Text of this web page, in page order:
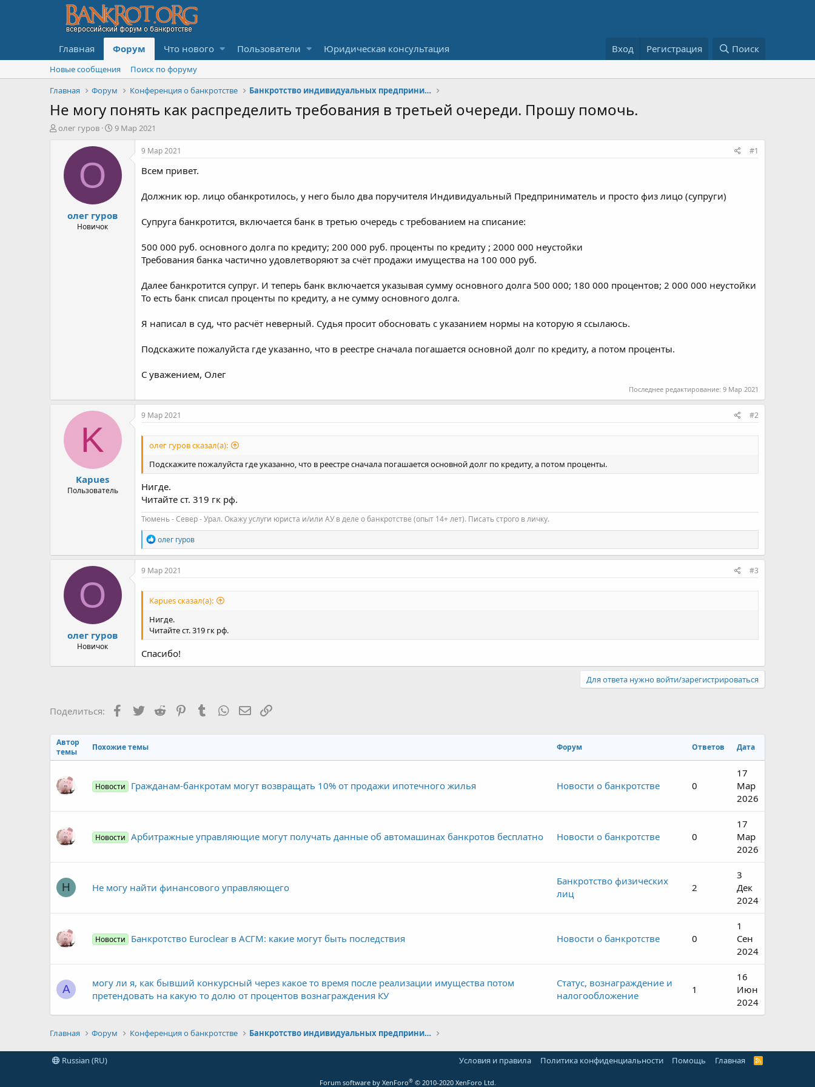
Главная Форум Что нового Пользователи Юридическая консультация Вход Регистрация Поиск
Новые сообщения
Поиск по форуму
Главная
Форум Конференция о банкротстве Банкротство индивидуальных предпринимателей (ИП)
Не могу понять как распределить требования в третьей очереди. Прошу помочь.
А
олег гуров
Д
а
ч
л
9 Мар 2021
О
олег гуров
Новичок
9 Мар 2021 #1
Всем привет.
Должник юр. лицо обанкротилось, у него было два поручителя Индивидуальный Предприниматель и просто физ лицо (супруги)
Супруга банкротится, включается банк в третью очередь с требованием на списание:
500 000 руб. основного долга по кредиту; 200 000 руб. проценты по кредиту ; 2000 000 неустойки
Требования банка частично удовлетворяют за счёт продажи имущества на 100 000 руб.
Далее банкротится супруг. И теперь банк включается указывая сумму основного долга 500 000; 180 000 процентов; 2 000 000 неустойки
То есть банк списал проценты по кредиту, а не сумму основного долга.
Я написал в суд, что расчёт неверный. Судья просит обосновать с указанием нормы на которую я ссылаюсь.
Подскажите пожалуйста где указанно, что в реестре сначала погашается основной долг по кредиту, а потом проценты.
С уважением, Олег
Последнее редактирование: 9 Мар 2021
K
Kapues
Пользователь
9 Мар 2021 #2
олег гуров сказал(а):
Подскажите пожалуйста где указанно, что в реестре сначала погашается основной долг по кредиту, а потом проценты.
Нигде.
Читайте ст. 319 гк рф.
Тюмень - Север - Урал. Окажу услуги юриста и/или АУ в деле о банкротстве (опыт 14+ лет). Писать строго в личку.
Р
е
а
к
ц
:
олег гуров
О
олег гуров
Новичок
9 Мар 2021 #3
Kapues сказал(а):
Нигде.
Читайте ст. 319 гк рф.
Спасибо!
Для ответа нужно войти/зарегистрироваться
Поделиться: Facebook
TwitterReddit PinterestTumblrWhatsAppЭлектронная почта
Ссылка
Автор
темы
Похожие темы Форум Ответов Дата
Новости Гражданам-банкротам могут возвращать 10% от продажи ипотечного жилья Новости о банкротстве 0
17
Мар
2026
Новости Арбитражные управляющие могут получать данные об автомашинах банкротов бесплатно Новости о банкротстве 0
17
Мар
2026
Н Не могу найти финансового управляющего
Банкротство физических
лиц
2
3
Дек
2024
Новости Банкротство Euroclear в АСГМ: какие могут быть последствия Новости о банкротстве 0
1
Сен
2024
А
могу ли я, как бывший конкурсный через какое то время после реализации имущества потом
претендовать на какую то долю от процентов вознаграждения КУ
Статус, вознаграждение и
налогообложение
1
16
Июн
2024
Главная Форум Конференция о банкротстве Банкротство индивидуальных предпринимателей (ИП)
Russian (RU) Условия и правила Политика конфиденциальности Помощь Главная
R
Forum software by XenForo® © 2010-2020 XenForo Ltd.